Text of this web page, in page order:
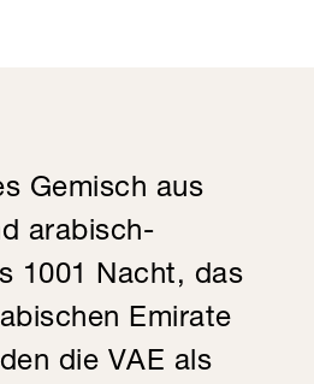
Gemisch aus
arabisch-
1001 Nacht, das
Emirate
die VAE als